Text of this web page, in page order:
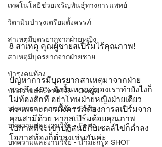
เทคโนโลยีช่วยเจริญพันธุ์ทางการแพทย์
วิตามินบำรุงเตรียมตั้งครรภ์
สาเหตุมีบุตรยากจากฝ่ายหญิง
สาเหตุมีบุตรยากจากฝ่ายชาย
บำรุงคนท้อง
บทความและงานวิจัย - OvaAll
บทความและงานวิจัย - Ferty
บทความและงานวิจัย - Ferta
บทความและงานวิจัย - น้ำมะกรูด SHOT
8 สาเหตุ คุณผู้ชายสเปิร์มไร้คุณภาพ!
ปัญหาการมีบุตรยากสาเหตุมาจากฝ่าย
ชายถึง 40% ดังนั้นหากคู่ของเราทำยังไงก็
ไม่ท้องสักที อย่าโทษฝ่ายหญิงฝ่ายเดียว
ค่ะ เพราะการตั้งครรภ์ต้องการสเปิร์มจาก
คุณสามีด้วย หากสเปิร์มด้อยคุณภาพ
โอกาสที่จะเข้าปฏิสนธิกับเซลล์ไข่ก็ต่ำลง
โอกาสท้องก็ต่ำลงเช่นกันค่ะ